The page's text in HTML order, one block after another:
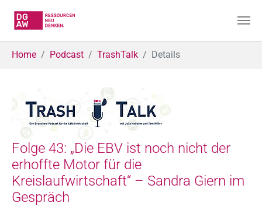
Home Podcast TrashTalk Details
Folge 43: „Die EBV ist noch nicht der
erhoffte Motor für die
Kreislaufwirtschaft“ – Sandra Giern im
Gespräch